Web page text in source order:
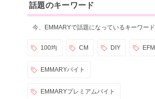
話題のキーワード
今、EMMARYで話題になっているキーワード
100均 CM DIY EFM
EMMARYバイト
EMMARYプレミアムバイト